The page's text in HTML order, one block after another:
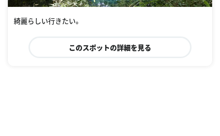
綺麗らしい行きたい。
このスポットの詳細を見る